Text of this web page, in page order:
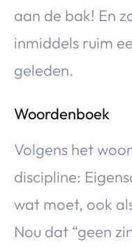
aan de bak! En
inmiddels ruim
geleden.
Woordenboek
Volgens het
discipline:
wat moet, ook
Nou dat “geen